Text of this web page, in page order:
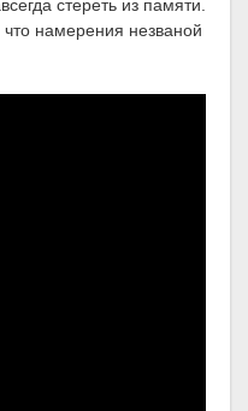
стереть из памяти.
намерения незваной